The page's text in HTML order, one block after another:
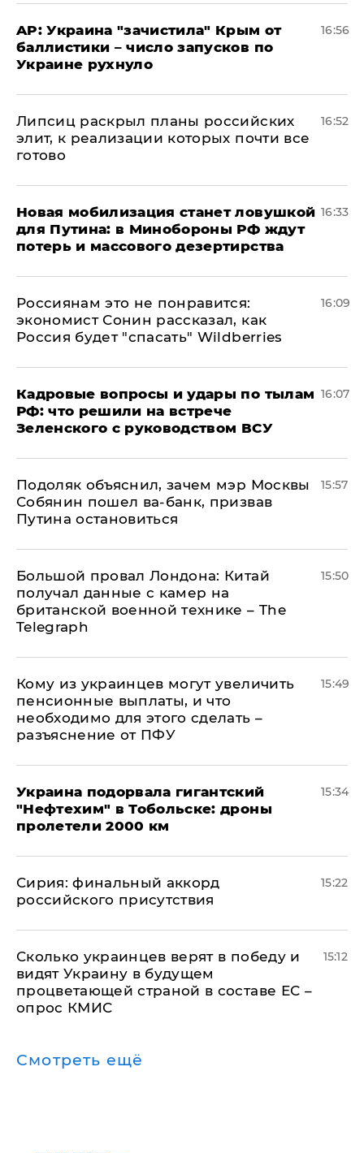
AP: Украина "зачистила" Крым от
баллистики – число запусков по
Украине рухнуло
16:56
Липсиц раскрыл планы российских
элит, к реализации которых почти все
готово
16:52
​Новая мобилизация станет ловушкой
для Путина: в Минобороны РФ ждут
потерь и массового дезертирства
16:33
Россиянам это не понравится:
экономист Сонин рассказал, как
Россия будет "спасать" Wildberries
16:09
Кадровые вопросы и удары по тылам
РФ: что решили на встрече
Зеленского с руководством ВСУ
16:07
Подоляк объяснил, зачем мэр Москвы
Собянин пошел ва-банк, призвав
Путина остановиться
15:57
Большой провал Лондона: Китай
получал данные с камер на
британской военной технике – The
Telegraph
15:50
Кому из украинцев могут увеличить
пенсионные выплаты, и что
необходимо для этого сделать –
разъяснение от ПФУ
15:49
Украина подорвала гигантский
"Нефтехим" в Тобольске: дроны
пролетели 2000 км
15:34
​Сирия: финальный аккорд
российского присутствия
15:22
Сколько украинцев верят в победу и
видят Украину в будущем
процветающей страной в составе ЕС –
опрос КМИС
15:12
Смотреть ещё